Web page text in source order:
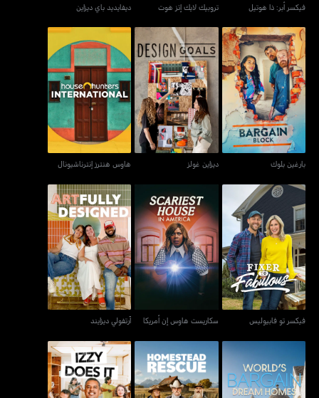
فيكسر أبر: ذا هوتيل تروبيك لايك إتز هوت ديفايديد باي ديزاين
بارغين بلوك
بارغين بلوك
ديزاين غولز
ديزاين غولز
هاوس هنترز إنترناشيونال
هاوس هنترز إنترناشيونال
فيكسر تو فابيوليس
فيكسر تو فابيوليس
سكاريست هاوس إن أمريكا
سكاريست هاوس إن أمريكا
آرتفولي ديزايند
آرتفولي ديزايند